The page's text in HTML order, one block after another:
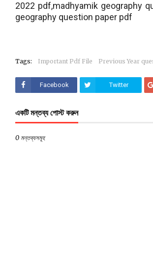
2022 pdf,madhyamik geography
geography question paper pdf
Tags: Important Pdf File Previous Year
Facebook Twitter
একটি মন্তব্য পোস্ট করুন
0 মন্তব্যসমূহ